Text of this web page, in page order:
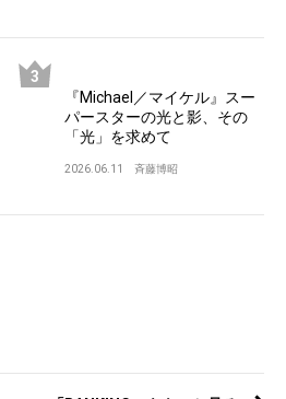
『Michael／マイケル』スー
パースターの光と影、その
「光」を求めて
2026.06.11 斉藤博昭